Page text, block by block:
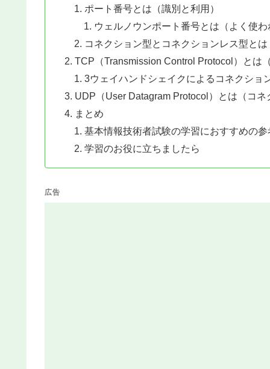
ポート番号とは（識別と利用）
ウェルノウンポート番号とは（よく使
コネクション型とコネクションレス型と
TCP（Transmission Control Protocol）とは
3ウェイハンドシェイクによるコネクショ
UDP（User Datagram Protocol）とは（コ
まとめ
基本情報技術者試験の学習におすすめの参
学習のお役に立ちましたら
広告